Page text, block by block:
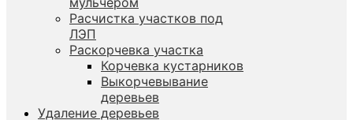
Расчистка участков под
ЛЭП
Раскорчевка участка
Корчевка кустарников
Выкорчевывание
деревьев
Удаление деревьев